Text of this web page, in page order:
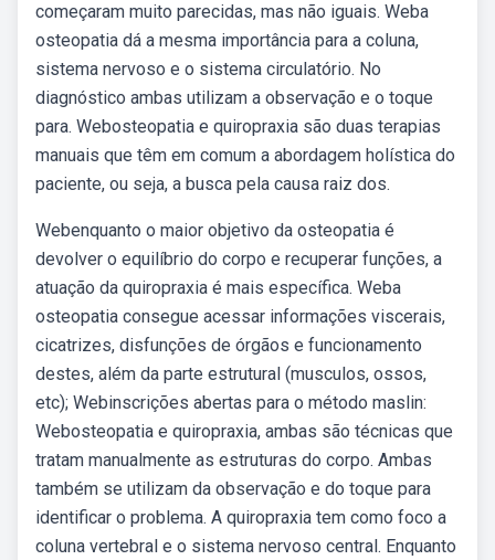
começaram muito parecidas, mas não iguais. Weba
osteopatia dá a mesma importância para a coluna,
sistema nervoso e o sistema circulatório. No
diagnóstico ambas utilizam a observação e o toque
para. Webosteopatia e quiropraxia são duas terapias
manuais que têm em comum a abordagem holística do
paciente, ou seja, a busca pela causa raiz dos.
Webenquanto o maior objetivo da osteopatia é
devolver o equilíbrio do corpo e recuperar funções, a
atuação da quiropraxia é mais específica. Weba
osteopatia consegue acessar informações viscerais,
cicatrizes, disfunções de órgãos e funcionamento
destes, além da parte estrutural (musculos, ossos,
etc); Webinscrições abertas para o método maslin:
Webosteopatia e quiropraxia, ambas são técnicas que
tratam manualmente as estruturas do corpo. Ambas
também se utilizam da observação e do toque para
identificar o problema. A quiropraxia tem como foco a
coluna vertebral e o sistema nervoso central. Enquanto